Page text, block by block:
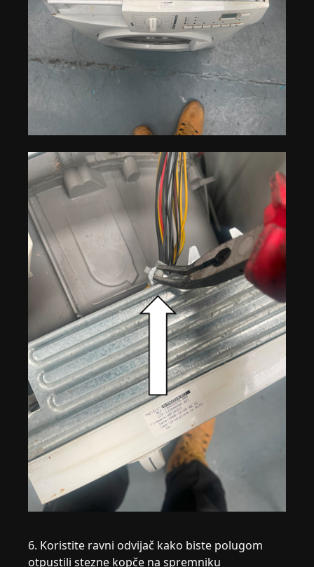
6. Koristite ravni odvijač kako biste polugom
otpustili stezne kopče na spremniku